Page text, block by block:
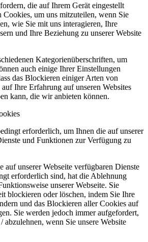
die auf Ihrem Gerät eingestellt
um uns mitzuteilen, wenn Sie
wie Sie mit uns interagieren, Ihre
und Ihre Beziehung zu unserer Website
Kategorienüberschriften, um
auch einige Ihrer Einstellungen
das Blockieren einiger Arten von
Ihre Erfahrung auf unseren Websites
kann, die wir anbieten können.
erforderlich, um Ihnen die auf unserer
und Funktionen zur Verfügung zu
auf unserer Webseite verfügbaren Dienste
erforderlich sind, hat die Ablehnung
unserer Webseite. Sie
blockieren oder löschen, indem Sie Ihre
und das Blockieren aller Cookies auf
Sie werden jedoch immer aufgefordert,
abzulehnen, wenn Sie unsere Website